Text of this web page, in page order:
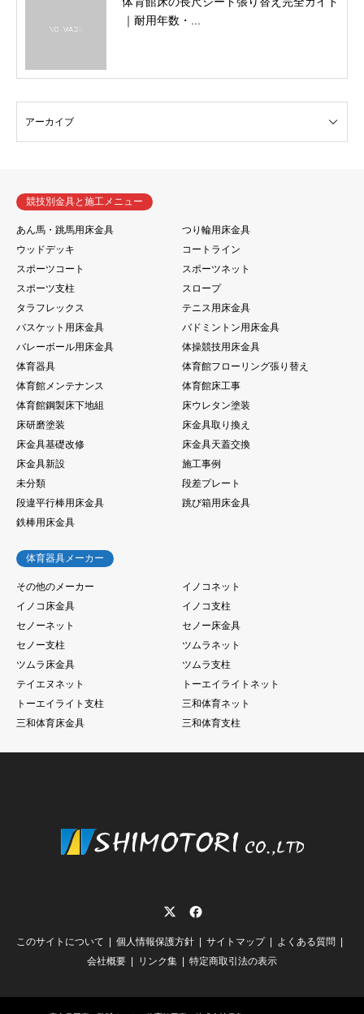
｜耐用年数・...
競技別金具と施工メニュー
あん馬・跳馬用床金具
つり輪用床金具
ウッドデッキ
コートライン
スポーツコート
スポーツネット
スポーツ支柱
スロープ
タラフレックス
テニス用床金具
バスケット用床金具
バドミントン用床金具
バレーボール用床金具
体操競技用床金具
体育器具
体育館フローリング張り替え
体育館メンテナンス
体育館床工事
体育館鋼製床下地組
床ウレタン塗装
床研磨塗装
床金具取り換え
床金具基礎改修
床金具天蓋交換
床金具新設
施工事例
未分類
段差プレート
段違平行棒用床金具
跳び箱用床金具
鉄棒用床金具
体育器具メーカー
その他のメーカー
イノコネット
イノコ床金具
イノコ支柱
セノーネット
セノー床金具
セノー支柱
ツムラネット
ツムラ床金具
ツムラ支柱
テイエヌネット
トーエイライトネット
トーエイライト支柱
三和体育ネット
三和体育床金具
三和体育支柱
このサイトについて 個人情報保護方針 サイトマップ
よくある質問
会社概要
リンク集 特定商取引法の表示